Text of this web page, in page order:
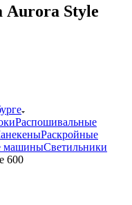
Style
Распошивальные
Раскройные
машиныСветильники
600